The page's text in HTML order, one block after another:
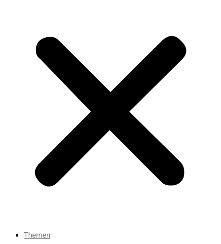
Themen